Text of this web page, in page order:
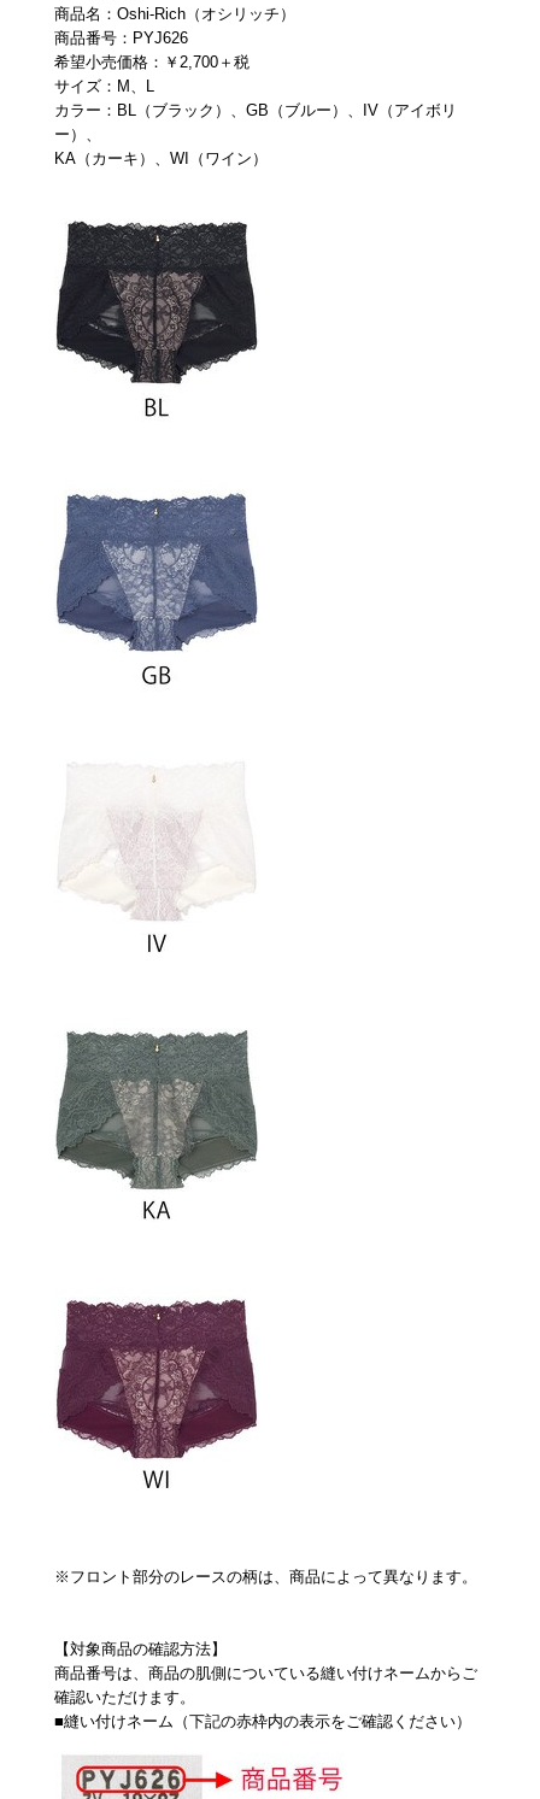
企業情報
SNSアカウント一覧
プレゼント・キャンペーン
メールニュース登録
お問い合わせ
商品名：Oshi-Rich（オシリッチ）
商品番号：PYJ626
希望小売価格：￥2,700＋税
サイズ：M、L
カラー：BL（ブラック）、GB（ブルー）、IV（アイボリ
ー）、
KA（カーキ）、WI（ワイン）
※フロント部分のレースの柄は、商品によって異なります。
【対象商品の確認方法】
商品番号は、商品の肌側についている縫い付けネームからご
確認いただけます。
■縫い付けネーム（下記の赤枠内の表示をご確認ください）